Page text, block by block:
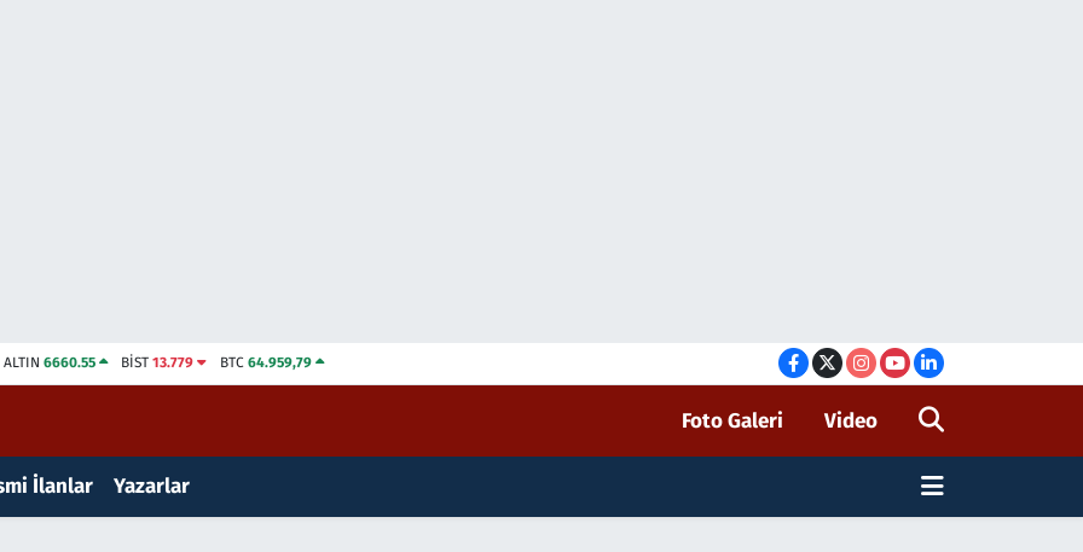
ALTIN 6660.55 BİST13.779 BTC 64.959,79
Foto Galeri Video
İlanlar Yazarlar